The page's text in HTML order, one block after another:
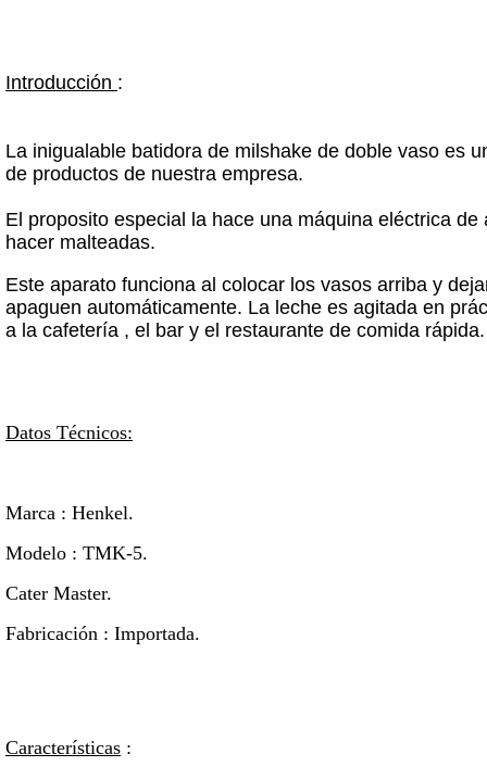
Introducción :
La inigualable batidora de milshake de doble vaso es
de productos de nuestra empresa.
El proposito especial la hace una máquina eléctrica de
hacer malteadas.
Este aparato funciona al colocar los vasos arriba y
apaguen automáticamente. La leche es agitada en
a la cafetería , el bar y el restaurante de comida rápida.
Datos Técnicos:
Marca : Henkel.
Modelo : TMK-5.
Cater Master.
Fabricación : Importada.
Características :